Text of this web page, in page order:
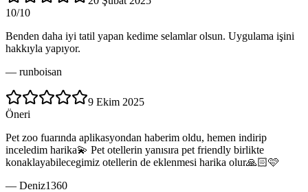
10/10
Benden daha iyi tatil yapan kedime selamlar olsun. Uygulama işini
hakkıyla yapıyor.
— runboisan
9 Ekim 2025
Öneri
Pet zoo fuarında aplikasyondan haberim oldu, hemen indirip
inceledim harika💫 Pet otellerin yanısıra pet friendly birlikte
konaklayabilecegimiz otellerin de eklenmesi harika olur🙏🏻🩷
— Deniz1360